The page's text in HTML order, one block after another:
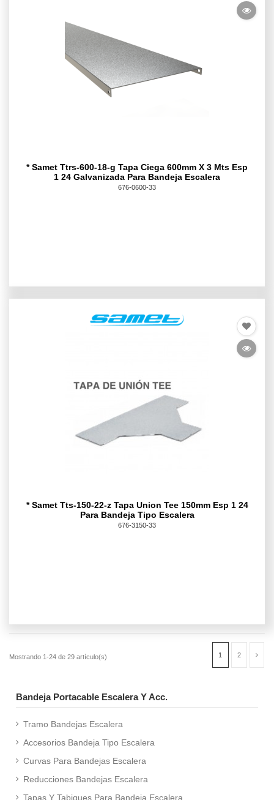
* Samet Ttrs-600-18-g Tapa Ciega 600mm X 3 Mts Esp
1 24 Galvanizada Para Bandeja Escalera
676-0600-33
* Samet Tts-150-22-z Tapa Union Tee 150mm Esp 1 24
Para Bandeja Tipo Escalera
676-3150-33
Bandeja Portacable Escalera Y Acc.
Tramo Bandejas Escalera
Accesorios Bandeja Tipo Escalera
Curvas Para Bandejas Escalera
Reducciones Bandejas Escalera
Tapas Y Tabiques Para Bandeja Escalera